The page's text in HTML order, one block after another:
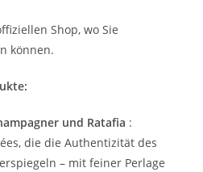
Shop, wo Sie
können.
und Ratafia :
die die Authentizität des
– mit feiner Perlage